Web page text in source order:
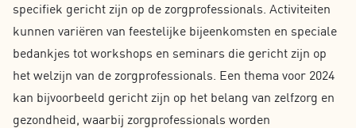
specifiek gericht zijn op de zorgprofessionals. Activiteiten
kunnen variëren van feestelijke bijeenkomsten en speciale
bedankjes tot workshops en seminars die gericht zijn op
het welzijn van de zorgprofessionals. Een thema voor 2024
kan bijvoorbeeld gericht zijn op het belang van zelfzorg en
gezondheid, waarbij zorgprofessionals worden